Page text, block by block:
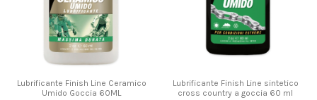
Lubrificante Finish Line Ceramico
Umido Goccia 60ML
Lubrificante Finish Line sintetico
cross country a goccia 60 ml